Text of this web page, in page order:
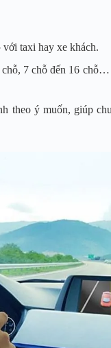
taxi hay xe khách.
7 chỗ đến 16 chỗ…
theo ý muốn, giúp